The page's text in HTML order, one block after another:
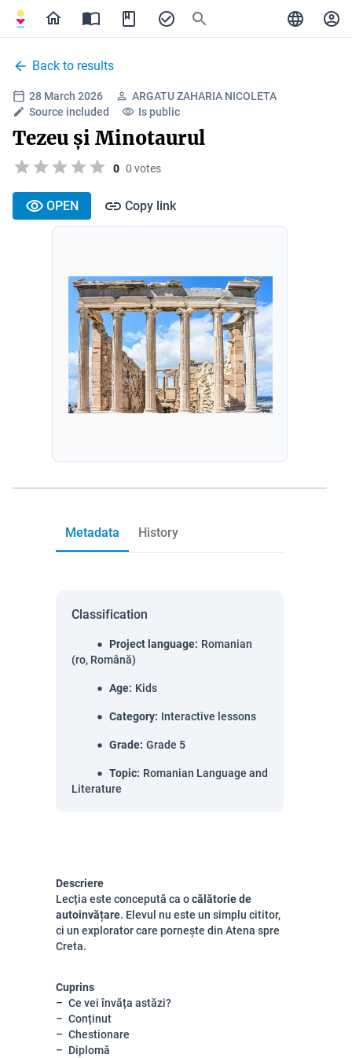
Back to results
28 March 2026
ARGATU ZAHARIA NICOLETA
Source included
Is public
Tezeu și Minotaurul
0 0 votes
OPEN Copy link
Metadata History
Classification
Project language: Romanian
(ro, Română)
Age: Kids
Category: Interactive lessons
Grade: Grade 5
Topic: Romanian Language and
Literature
Descriere
Lecția este concepută ca ocălătorie de
autoinvățare. Elevul nu este un simplu cititor,
ci un explorator care pornește din Atena spre
Creta.
Cuprins
Ce vei învăța astăzi?
Conținut
Chestionare
Diplomă